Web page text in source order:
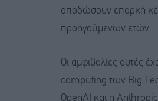
αποδώσουν επαρκή
προηγούμενων ετών.
Οι αμφιβολίες αυτές
computing των Big
OpenAI και η